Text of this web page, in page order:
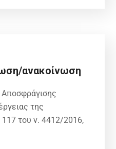
ανακοίνωση
της
117 του ν. 4412/2016,